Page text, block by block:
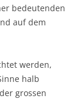
bedeutenden
auf dem
werden,
halb
grossen